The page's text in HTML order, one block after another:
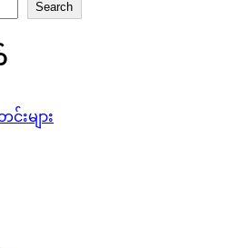
Search
များ